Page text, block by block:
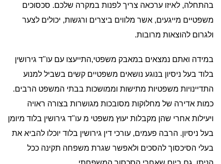
בהתחלה, לאיזו ערכאה צריך לפנות במקרה שלכם. סכסוכים
משפטיים מייגעים, אשר מלווים ביצרים ורגשות, יכולים לצער
ולגרום להוצאות מרובות.
במידה ואתם נמצאים במאבק משפטי,התייעצו עם עו"ד גירושין
בלוד בעל ניסיון בנוגע נושאים משפטיים קשים בשביל למנוע
התדיינויות משפטיות מתישות וממושכות בבתי המשפט הרבים.
כמות אדירה של מחלוקות מסובכות מגושרות בצורה ראויה
ויעילות אחרי שהן מקבלות יעוץ משפטי מ עו"ד גירושין בלוד מיומן
בעל ניסיון. הרבה פעמים, עורכי דין גירושין בלוד יוכלו להביא את
בעלי הסיכסוך להסכים ולאפשר שגרת משפחה תקינה ככל